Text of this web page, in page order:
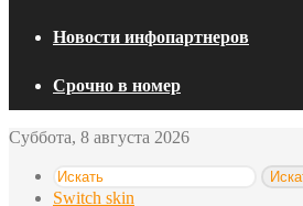
Новости инфопартнеров
Срочно в номер
Суббота, 8 августа 2026
Switch skin